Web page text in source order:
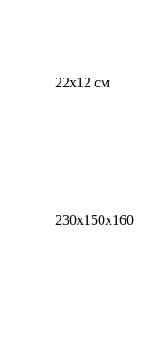
22х12 см
230x150x160